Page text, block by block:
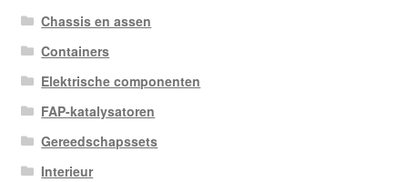
Chassis en assen
Containers
Elektrische componenten
FAP-katalysatoren
Gereedschapssets
Interieur